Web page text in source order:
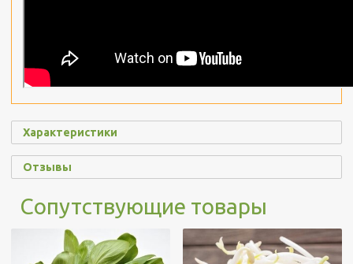
Характеристики
Отзывы
Сопутствующие товары